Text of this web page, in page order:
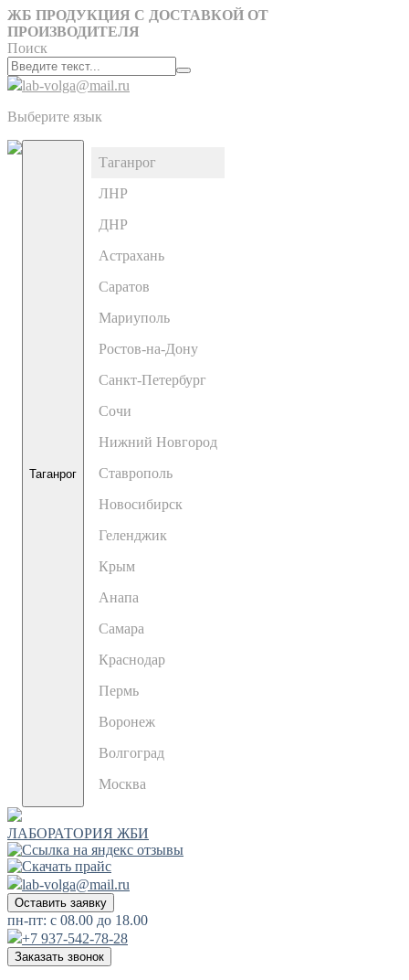
ЖБ ПРОДУКЦИЯ С ДОСТАВКОЙ ОТ
ПРОИЗВОДИТЕЛЯ
Поиск
lab-volga@mail.ru
Выберите язык
Таганрог
Таганрог
ЛНР
ДНР
Астрахань
Саратов
Мариуполь
Ростов-на-Дону
Санкт-Петербург
Сочи
Нижний Новгород
Ставрополь
Новосибирск
Геленджик
Крым
Анапа
Самара
Краснодар
Пермь
Воронеж
Волгоград
Москва
ЛАБОРАТОРИЯ ЖБИ
lab-volga@mail.ru
Оставить заявку
пн-пт: с 08.00 до 18.00
+7 937-542-78-28
Заказать звонок